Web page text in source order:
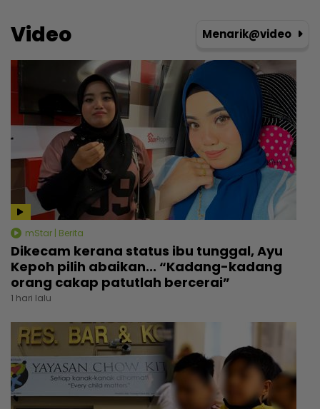
Video Menarik@video
mStar | Berita
Dikecam kerana status ibu tunggal, Ayu
Kepoh pilih abaikan... “Kadang-kadang
orang cakap patutlah bercerai”
1 hari lalu